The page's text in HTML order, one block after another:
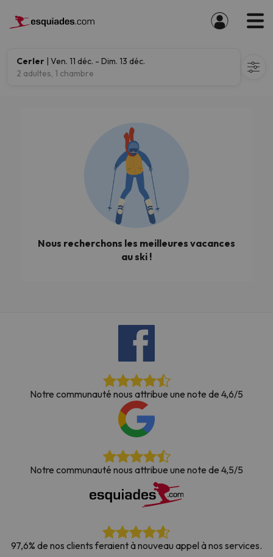
Cerler | Ven. 11 déc. - Dim. 13 déc.
2 adultes, 1 chambre
Nous recherchons les meilleures vacances
au ski !
Notre communauté nous attribue une note de 4,6/5
Notre communauté nous attribue une note de 4,5/5
97,6% de nos clients feraient à nouveau appel à nos services.